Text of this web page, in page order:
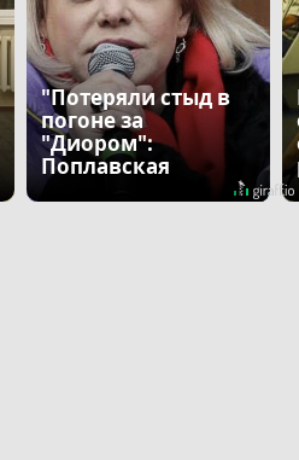
"Потеряли стыд в
погоне за
"Диором":
Поплавская
вмазала семейке